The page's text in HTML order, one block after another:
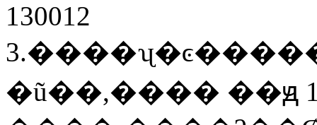
130012
�ũ��,���� ��ԭ